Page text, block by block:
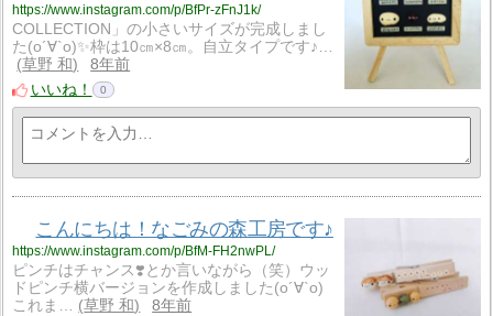
https://www.instagram.com/p/BfPr-zFnJ1k/
COLLECTION」の小さいサイズが完成しまし
た(о´∀`о)✨枠は10㎝×8㎝。自立タイプです♪…
草野 和
8年前
いいね！
0
こんにちは！なごみの森工房です♪
https://www.instagram.com/p/BfM-FH2nwPL/
ピンチはチャンス❣️とか言いながら（笑）ウッ
ドピンチ横バージョンを作成しました(о´∀`о)
これま…
草野 和
8年前